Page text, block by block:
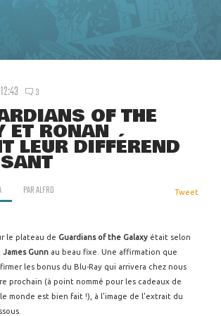
3
OF THE
ET RONAN
LEUR DIFFÉREND
PARALFRO Tweet
le plateau de Guardians of the Galaxy était selon
James Gunn au beau fixe. Une affirmation que
les bonus du Blu-Ray qui arrivera chez nous
prochain (à point nommé pour les cadeaux de
monde est bien fait !), à l'image de l'extrait du